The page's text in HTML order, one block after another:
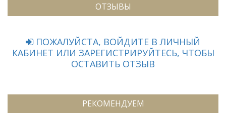
ОТЗЫВЫ
ПОЖАЛУЙСТА, ВОЙДИТЕ В ЛИЧНЫЙ
КАБИНЕТ ИЛИ ЗАРЕГИСТРИРУЙТЕСЬ, ЧТОБЫ
ОСТАВИТЬ ОТЗЫВ
РЕКОМЕНДУЕМ